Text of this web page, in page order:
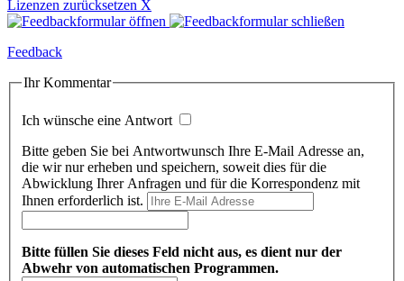
Lizenzen zurücksetzen X
Feedback
Ihr Kommentar
Ich wünsche eine Antwort
Bitte geben Sie bei Antwortwunsch Ihre E-Mail Adresse an,
die wir nur erheben und speichern, soweit dies für die
Abwicklung Ihrer Anfragen und für die Korrespondenz mit
Ihnen erforderlich ist.
Bitte füllen Sie dieses Feld nicht aus, es dient nur der
Abwehr von automatischen Programmen.